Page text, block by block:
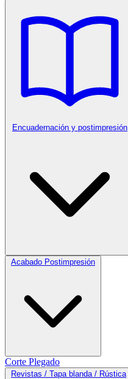
Encuadernación y postimpresión
Acabado Postimpresión
Corte Plegado
Revistas / Tapa blanda / Rústica